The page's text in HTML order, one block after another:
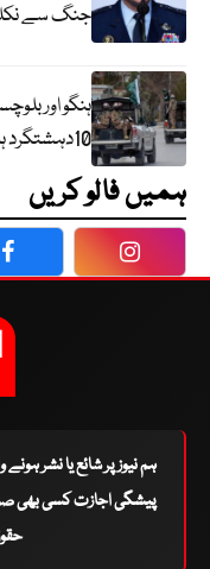
جنگ سے
ہنگو اور
10دہشتگرد ہلاک ، کیپٹن شہید
ہمیں فالو کریں
Facebook
ہم نیوز پر شائع یا نشر
پیشگی اجازت کسی بھی